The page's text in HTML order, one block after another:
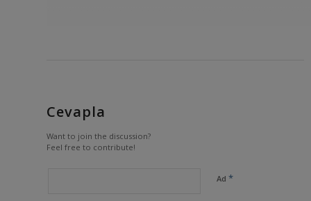
Cevapla
Want to join the discussion?
Feel free to contribute!
Ad *